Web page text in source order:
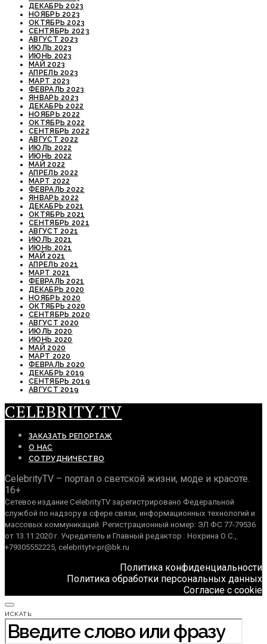
ДЕКАБРЬ 2023
НОЯБРЬ 2023
ОКТЯБРЬ 2023
СЕНТЯБРЬ 2023
АВГУСТ 2023
ИЮЛЬ 2023
ИЮНЬ 2023
МАЙ 2023
АПРЕЛЬ 2023
МАРТ 2023
ФЕВРАЛЬ 2023
ЯНВАРЬ 2023
ДЕКАБРЬ 2022
НОЯБРЬ 2022
ОКТЯБРЬ 2022
СЕНТЯБРЬ 2022
АВГУСТ 2022
ИЮЛЬ 2022
ИЮНЬ 2022
МАЙ 2022
АПРЕЛЬ 2022
МАРТ 2022
ФЕВРАЛЬ 2022
ЯНВАРЬ 2022
ДЕКАБРЬ 2021
ОКТЯБРЬ 2021
СЕНТЯБРЬ 2021
АВГУСТ 2021
ИЮЛЬ 2021
ИЮНЬ 2021
МАЙ 2021
АПРЕЛЬ 2021
МАРТ 2021
ФЕВРАЛЬ 2021
ДЕКАБРЬ 2020
НОЯБРЬ 2020
ОКТЯБРЬ 2020
СЕНТЯБРЬ 2020
АВГУСТ 2020
ИЮЛЬ 2020
ИЮНЬ 2020
МАЙ 2020
МАРТ 2020
ФЕВРАЛЬ 2020
ДЕКАБРЬ 2019
СЕНТЯБРЬ 2019
АВГУСТ 2019
CELEBRITY.TV
ЗАКАЗАТЬ РЕПОРТАЖ
О НАС
СОТРУДНИЧЕСТВО
CelebrityTV – портал о светской жизни, моде и красоте.
16+
Сетевое издание CelebrityTV зарегистрировано Федеральной
службой по надзору в сфере связи, информационных технологий и
массовых коммуникаций. Регистрационный номер: ЭЛ ФС 77-79536
от 13.11.2020 г. Учредитель и Главный редактор : Нохрина О.С.,
+79305552225, celebritytv-pr@bk.ru
Политика конфиденциальности
Политика обработки персональных данных
Согласие с cookie
ИСКАТЬ: